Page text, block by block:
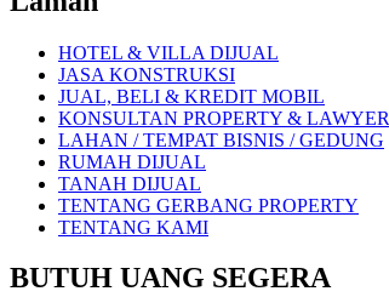
HOTEL & VILLA DIJUAL
JASA KONSTRUKSI
JUAL, BELI & KREDIT MOBIL
KONSULTAN PROPERTY & LAWYER
LAHAN / TEMPAT BISNIS / GEDUNG
RUMAH DIJUAL
TANAH DIJUAL
TENTANG GERBANG PROPERTY
TENTANG KAMI
BUTUH UANG SEGERA